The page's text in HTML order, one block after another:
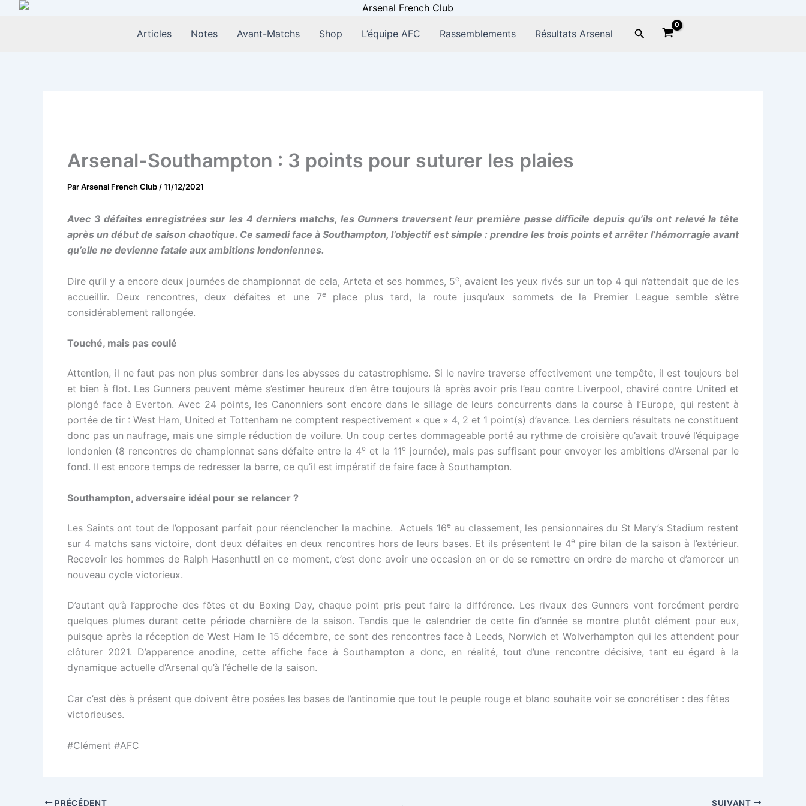
Aller
Articles Notes Avant-Matchs Shop L’équipe AFC Rassemblements Résultats Arsenal Rechercher
Arsenal-Southampton : 3 points pour suturer les plaies
ParArsenal French Club /11/12/2021
Avec 3 défaites enregistrées sur les 4 derniers matchs, les Gunners traversent leur première passe difficile depuis qu’ils ont relevé la tête
après un début de saison chaotique. Ce samedi face à Southampton, l’objectif est simple : prendre les trois points et arrêter l’hémorragie avant
qu’elle ne devienne fatale aux ambitions londoniennes.
Dire qu’il y a encore deux journées de championnat de cela, Arteta et ses hommes, 5e, avaient les yeux rivés sur un top 4 qui n’attendait que de les
accueillir. Deux rencontres, deux défaites et une 7eplace plus tard, la route jusqu’aux sommets de la Premier League semble s’être
considérablement rallongée.
Touché, mais pas coulé
Attention, il ne faut pas non plus sombrer dans les abysses du catastrophisme. Si le navire traverse effectivement une tempête, il est toujours bel
et bien à flot. Les Gunners peuvent même s’estimer heureux d’en être toujours là après avoir pris l’eau contre Liverpool, chaviré contre United et
plongé face à Everton. Avec 24 points, les Canonniers sont encore dans le sillage de leurs concurrents dans la course à l’Europe, qui restent à
portée de tir : West Ham, United et Tottenham ne comptent respectivement « que » 4, 2 et 1 point(s) d’avance. Les derniers résultats ne constituent
donc pas un naufrage, mais une simple réduction de voilure. Un coup certes dommageable porté au rythme de croisière qu’avait trouvé l’équipage
londonien (8 rencontres de championnat sans défaite entre la 4e et la 11e journée), mais pas suffisant pour envoyer les ambitions d’Arsenal par le
fond. Il est encore temps de redresser la barre, ce qu’il est impératif de faire face à Southampton.
Southampton, adversaire idéal pour se relancer ?
Les Saints ont tout de l’opposant parfait pour réenclencher la machine. Actuels 16eau classement, les pensionnaires du St Mary’s Stadium restent
sur 4 matchs sans victoire, dont deux défaites en deux rencontres hors de leurs bases. Et ils présentent le 4e pire bilan de la saison à l’extérieur.
Recevoir les hommes de Ralph Hasenhuttl en ce moment, c’est donc avoir une occasion en or de se remettre en ordre de marche et d’amorcer un
nouveau cycle victorieux.
D’autant qu’à l’approche des fêtes et du Boxing Day, chaque point pris peut faire la différence. Les rivaux des Gunners vont forcément perdre
quelques plumes durant cette période charnière de la saison. Tandis que le calendrier de cette fin d’année se montre plutôt clément pour eux,
puisque après la réception de West Ham le 15 décembre, ce sont des rencontres face à Leeds, Norwich et Wolverhampton qui les attendent pour
clôturer 2021. D’apparence anodine, cette affiche face à Southampton a donc, en réalité, tout d’une rencontre décisive, tant eu égard à la
dynamique actuelle d’Arsenal qu’à l’échelle de la saison.
Car c’est dès à présent que doivent être posées les bases de l’antinomie que tout le peuple rouge et blanc souhaite voir se concrétiser : des fêtes
victorieuses.
#Clément #AFC
PRÉCÉDENT SUIVANT